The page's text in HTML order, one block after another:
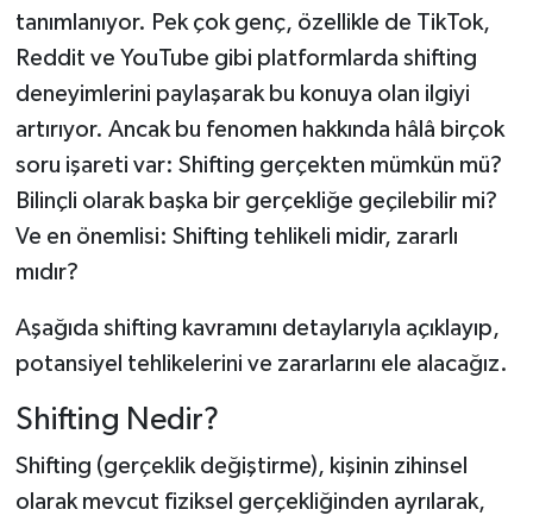
tanımlanıyor. Pek çok genç, özellikle de TikTok,
Reddit ve YouTube gibi platformlarda shifting
deneyimlerini paylaşarak bu konuya olan ilgiyi
artırıyor. Ancak bu fenomen hakkında hâlâ birçok
soru işareti var: Shifting gerçekten mümkün mü?
Bilinçli olarak başka bir gerçekliğe geçilebilir mi?
Ve en önemlisi: Shifting tehlikeli midir, zararlı
mıdır?
Aşağıda shifting kavramını detaylarıyla açıklayıp,
potansiyel tehlikelerini ve zararlarını ele alacağız.
Shifting Nedir?
Shifting (gerçeklik değiştirme), kişinin zihinsel
olarak mevcut fiziksel gerçekliğinden ayrılarak,